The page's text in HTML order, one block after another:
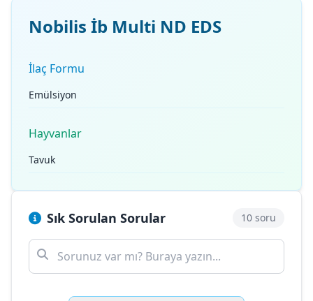
Nobilis İb Multi ND EDS
İlaç Formu
Emülsiyon
Hayvanlar
Tavuk
Sık Sorulan Sorular 10 soru